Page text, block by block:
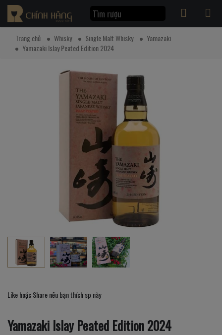
Trang chủ Whisky Single Malt Whisky
Yamazaki
Yamazaki Islay Peated Edition 2024
Like hoặc Share nếu bạn thích sp này
Yamazaki Islay Peated Edition 2024